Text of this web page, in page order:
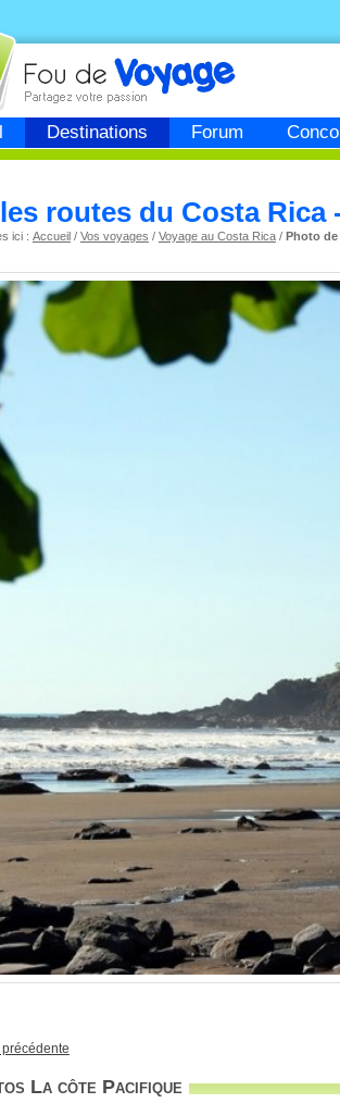
Destinations Forum
voyage
routes du Costa Rica
ici : Accueil/ Vos voyages / Voyage au Costa Rica/ Photo de
précédente
La côte Pacifique